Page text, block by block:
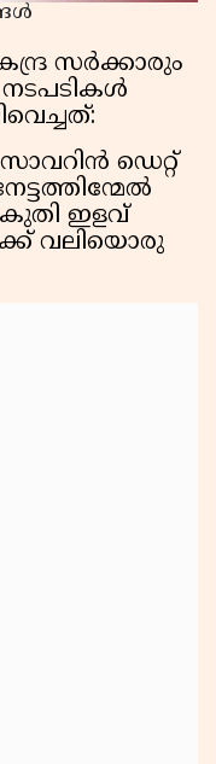
സർക്കാരും
നടപടികൾ
ഡെറ്റ്
ഇളവ്
വലിയൊരു